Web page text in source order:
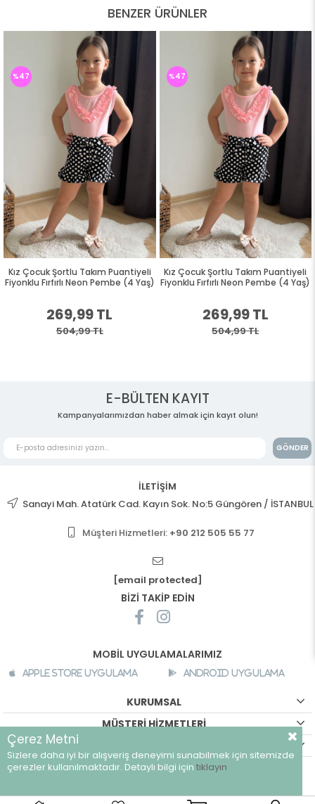
BENZER ÜRÜNLER
Kız Çocuk Şortlu Takım Puantiyeli
Fiyonklu Fırfırlı Neon Pembe (4 Yaş)
269,99 TL
504,99 TL
%47
Kız Çocuk Şortlu Takım Puantiyeli
Fiyonklu Fırfırlı Neon Pembe (4 Yaş)
269,99 TL
504,99 TL
%47
E-BÜLTEN KAYIT
Kampanyalarımızdan haber almak için kayıt olun!
GÖNDER
İLETİŞİM
Sanayi Mah. Atatürk Cad. Kayın Sok. No:5 Güngören / İSTANBUL
Müşteri Hizmetleri: +90 212 505 55 77
[email protected]
BİZİ TAKİP EDİN
MOBİL UYGULAMALARIMIZ
Apple Store Uygulama Android Uygulama
KURUMSAL
MÜŞTERİ HİZMETLERİ
©breeze.com.tr - Tüm hakları saklıdır.
Çerez Metni
Sizlere daha iyi bir alışveriş deneyimi sunabilmek için sitemizde
çerezler kullanılmaktadır. Detaylı bilgi için tıklayın